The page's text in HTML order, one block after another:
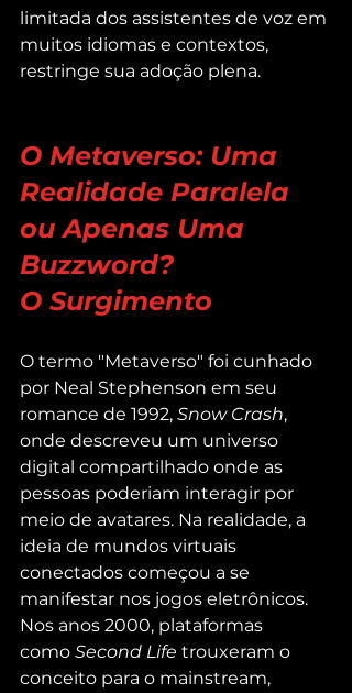
limitada dos assistentes de voz em
muitos idiomas e contextos,
restringe sua adoção plena.
O Metaverso: Uma
Realidade Paralela
ou Apenas Uma
Buzzword?
O Surgimento
O termo "Metaverso" foi cunhado
por Neal Stephenson em seu
romance de 1992, Snow Crash,
onde descreveu um universo
digital compartilhado onde as
pessoas poderiam interagir por
meio de avatares. Na realidade, a
ideia de mundos virtuais
conectados começou a se
manifestar nos jogos eletrônicos.
Nos anos 2000, plataformas
como Second Life trouxeram o
conceito para o mainstream,